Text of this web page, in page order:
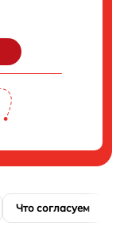
Что согласуем